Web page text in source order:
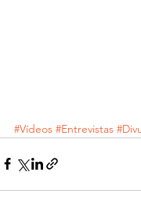
#Vídeos #Entrevistas